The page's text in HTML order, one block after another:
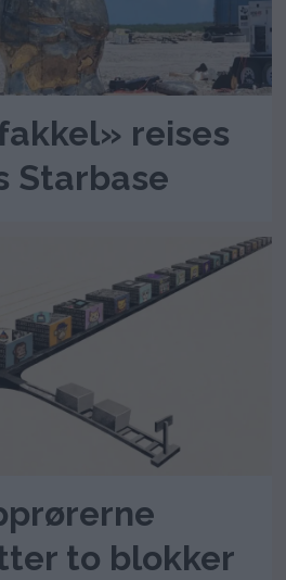
reises
Starbase
to blokker